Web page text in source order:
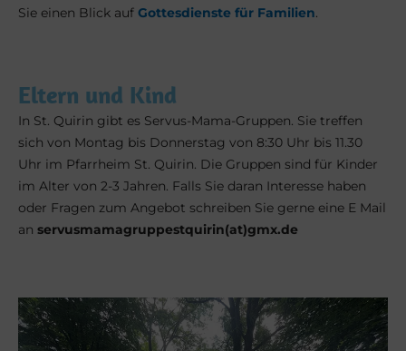
Sie einen Blick auf Gottesdienste für Familien.
Eltern und Kind
In St. Quirin gibt es Servus-Mama-Gruppen. Sie treffen
sich von Montag bis Donnerstag von 8:30 Uhr bis 11.30
Uhr im Pfarrheim St. Quirin. Die Gruppen sind für Kinder
im Alter von 2-3 Jahren. Falls Sie daran Interesse haben
oder Fragen zum Angebot schreiben Sie gerne eine E Mail
an servusmamagruppestquirin(at)gmx.de